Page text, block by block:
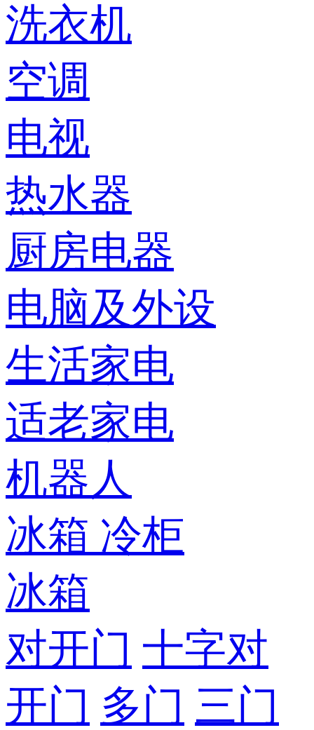
洗衣机
空调
电视
热水器
厨房电器
电脑及外设
生活家电
适老家电
机器人
冰箱 冷柜
冰箱
对开门 十字对
开门 多门 三门